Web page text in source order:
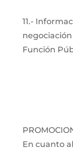
11.-
Función
En cuanto